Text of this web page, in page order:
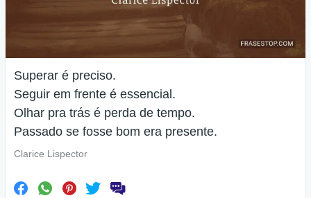
Superar é preciso.
Seguir em frente é essencial.
Olhar pra trás é perda de tempo.
Passado se fosse bom era presente.
Clarice Lispector